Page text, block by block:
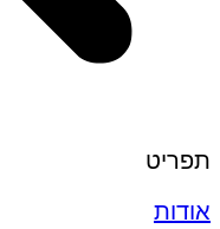
תפריט
אודות